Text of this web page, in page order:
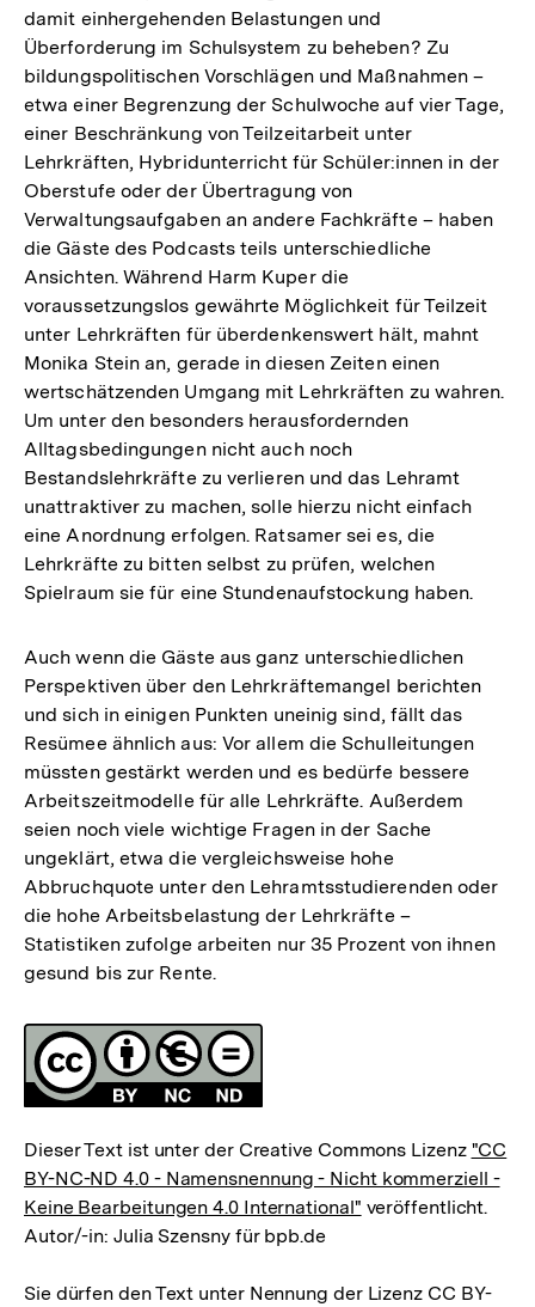
damit einhergehenden Belastungen und
Überforderung im Schulsystem zu beheben? Zu
bildungspolitischen Vorschlägen und Maßnahmen –
etwa einer Begrenzung der Schulwoche auf vier Tage,
einer Beschränkung von Teilzeitarbeit unter
Lehrkräften, Hybridunterricht für Schüler:innen in der
Oberstufe oder der Übertragung von
Verwaltungsaufgaben an andere Fachkräfte – haben
die Gäste des Podcasts teils unterschiedliche
Ansichten. Während Harm Kuper die
voraussetzungslos gewährte Möglichkeit für Teilzeit
unter Lehrkräften für überdenkenswert hält, mahnt
Monika Stein an, gerade in diesen Zeiten einen
wertschätzenden Umgang mit Lehrkräften zu wahren.
Um unter den besonders herausfordernden
Alltagsbedingungen nicht auch noch
Bestandslehrkräfte zu verlieren und das Lehramt
unattraktiver zu machen, solle hierzu nicht einfach
eine Anordnung erfolgen. Ratsamer sei es, die
Lehrkräfte zu bitten selbst zu prüfen, welchen
Spielraum sie für eine Stundenaufstockung haben.
Auch wenn die Gäste aus ganz unterschiedlichen
Perspektiven über den Lehrkräftemangel berichten
und sich in einigen Punkten uneinig sind, fällt das
Resümee ähnlich aus: Vor allem die Schulleitungen
müssten gestärkt werden und es bedürfe bessere
Arbeitszeitmodelle für alle Lehrkräfte. Außerdem
seien noch viele wichtige Fragen in der Sache
ungeklärt, etwa die vergleichsweise hohe
Abbruchquote unter den Lehramtsstudierenden oder
die hohe Arbeitsbelastung der Lehrkräfte –
Statistiken zufolge arbeiten nur 35 Prozent von ihnen
gesund bis zur Rente.
Fussnoten
Lizenz
Dieser Text ist unter der Creative Commons Lizenz "CC
BY-NC-ND 4.0 - Namensnennung - Nicht kommerziell -
Keine Bearbeitungen 4.0 International" veröffentlicht.
Autor/-in: Julia Szensny für bpb.de
Sie dürfen den Text unter Nennung der Lizenz CC BY-